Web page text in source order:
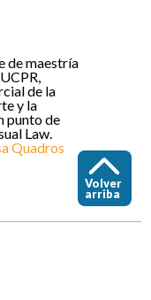
Volver
arriba
de maestría
de la
y la
punto de
Law.
Quadros